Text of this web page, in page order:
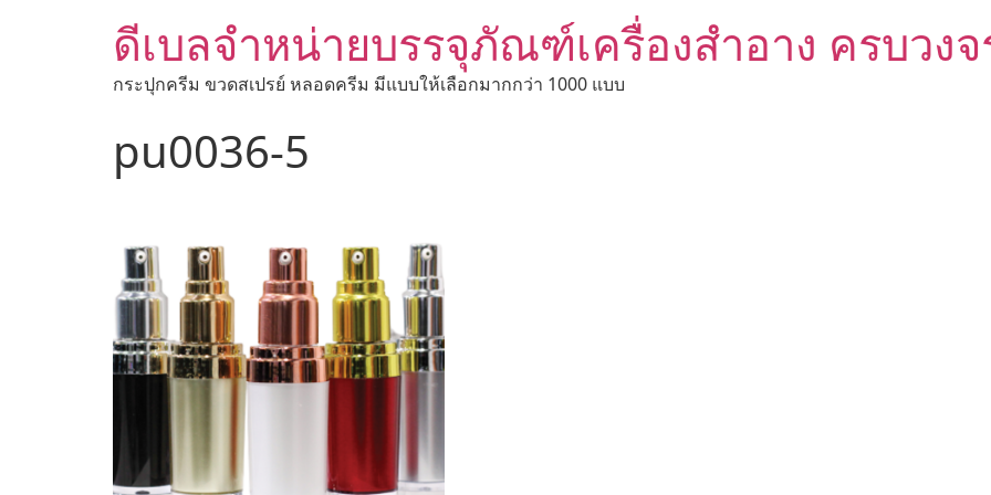
ดีเบลจำหน่ายบรรจุภัณฑ์เครื่องสำอาง ครบวงจ
กระปุกครีม ขวดสเปรย์ หลอดครีม มีแบบให้เลือกมากกว่า 1000 แบบ
pu0036-5